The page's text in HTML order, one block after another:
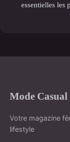
essentielles les
Mode Casual
Votre magazine
lifestyle